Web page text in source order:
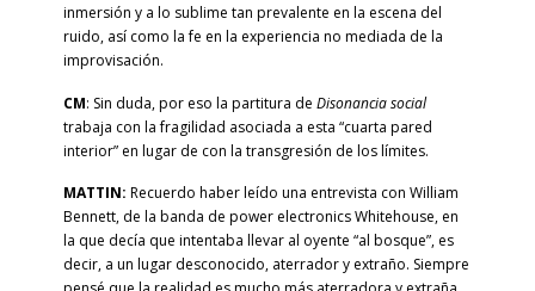
inmersión y a lo sublime tan prevalente en la escena del
ruido, así como la fe en la experiencia no mediada de la
improvisación.
CM: Sin duda, por eso la partitura de Disonancia social
trabaja con la fragilidad asociada a esta “cuarta pared
interior” en lugar de con la transgresión de los límites.
MATTIN: Recuerdo haber leído una entrevista con William
Bennett, de la banda de power electronics Whitehouse, en
la que decía que intentaba llevar al oyente “al bosque”, es
decir, a un lugar desconocido, aterrador y extraño. Siempre